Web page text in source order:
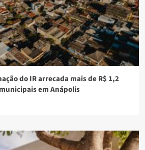
do IR arrecada mais de R$ 1,2
em Anápolis